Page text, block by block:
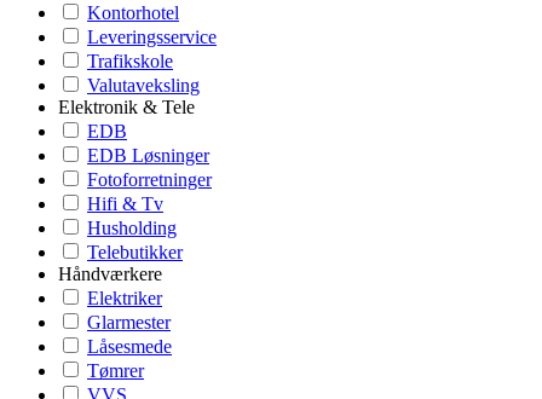
Kontorhotel
Leveringsservice
Trafikskole
Valutaveksling
Elektronik & Tele
EDB
EDB Løsninger
Fotoforretninger
Hifi & Tv
Husholding
Telebutikker
Håndværkere
Elektriker
Glarmester
Låsesmede
Tømrer
VVS